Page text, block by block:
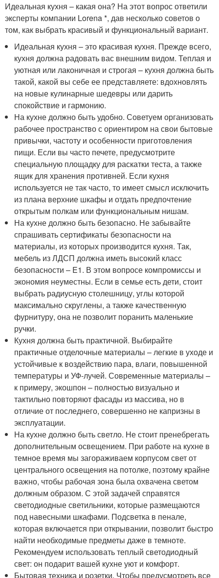
Идеальная кухня – какая она? На этот вопрос ответили
эксперты компании Lorena *, дав несколько советов о
том, как выбрать красивый и функциональный вариант.
Идеальная кухня – это красивая кухня. Прежде всего,
кухня должна радовать вас внешним видом. Теплая и
уютная или лаконичная и строгая – кухня должна быть
такой, какой вы себе ее представляете: вдохновлять
на новые кулинарные шедевры или дарить
спокойствие и гармонию.
На кухне должно быть удобно. Советуем организовать
рабочее пространство с ориентиром на свои бытовые
привычки, частоту и особенности приготовления
пищи. Если вы часто печете, предусмотрите
специальную площадку для раскатки теста, а также
ящик для хранения противней. Если кухня
используется не так часто, то имеет смысл исключить
из плана верхние шкафы и отдать предпочтение
открытым полкам или функциональным нишам.
На кухне должно быть безопасно. Не забывайте
спрашивать сертификаты безопасности на
материалы, из которых производится кухня. Так,
мебель из ЛДСП должна иметь высокий класс
безопасности – E1. В этом вопросе компромиссы и
экономия неуместны. Если в семье есть дети, стоит
выбрать радиусную столешницу, углы которой
максимально скруглены, а также качественную
фурнитуру, она не позволит поранить маленькие
ручки.
Кухня должна быть практичной. Выбирайте
практичные отделочные материалы – легкие в уходе и
устойчивые к воздействию пара, влаги, повышенной
температуры и УФ-лучей. Современные материалы –
к примеру, экошпон – полностью визуально и
тактильно повторяют фасады из массива, но в
отличие от последнего, совершенно не капризны в
эксплуатации.
На кухне должно быть светло. Не стоит пренебрегать
дополнительным освещением. При работе на кухне в
темное время мы загораживаем корпусом свет от
центрального освещения на потолке, поэтому крайне
важно, чтобы рабочая зона была охвачена светом
должным образом. С этой задачей справятся
светодиодные светильники, которые размещаются
под навесными шкафами. Подсветка в пенале,
которая включается при открывании, позволит быстро
найти необходимые предметы даже в темноте.
Рекомендуем использовать теплый светодиодный
свет: он подарит вашей кухне уют и комфорт.
Бытовая техника и розетки. Чтобы предусмотреть все